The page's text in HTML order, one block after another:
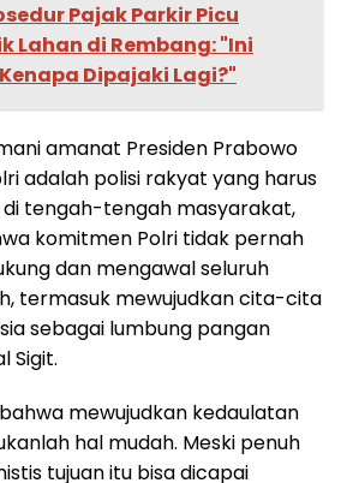
Pajak Parkir Picu
Lahan di Rembang: "Ini
Dipajaki Lagi?"
amanat Presiden Prabowo
adalah polisi rakyat yang harus
tengah-tengah masyarakat,
komitmen Polri tidak pernah
dan mengawal seluruh
termasuk mewujudkan cita-cita
sebagai lumbung pangan
Sigit.
mewujudkan kedaulatan
hal mudah. Meski penuh
tujuan itu bisa dicapai